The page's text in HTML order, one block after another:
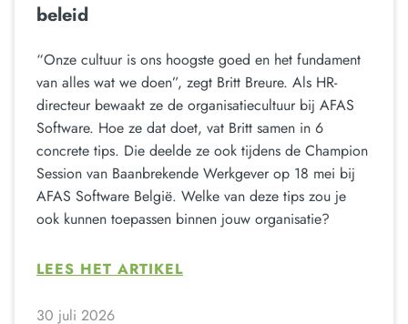
beleid
“Onze cultuur is ons hoogste goed en het fundament
van alles wat we doen”, zegt Britt Breure. Als HR-
directeur bewaakt ze de organisatiecultuur bij AFAS
Software. Hoe ze dat doet, vat Britt samen in 6
concrete tips. Die deelde ze ook tijdens de Champion
Session van Baanbrekende Werkgever op 18 mei bij
AFAS Software België. Welke van deze tips zou je
ook kunnen toepassen binnen jouw organisatie?
LEES HET ARTIKEL
30 juli 2026